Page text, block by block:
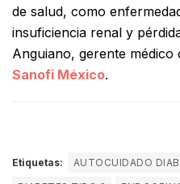
de salud, como
insuficiencia renal y
Anguiano, gerente médico
Sanofi México.
Etiquetas: AUTOCUIDADO